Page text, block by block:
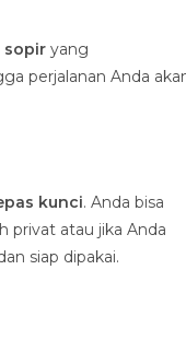
sopir yang
perjalanan Anda
kunci. Anda bisa
privat atau jika Anda
siap dipakai.